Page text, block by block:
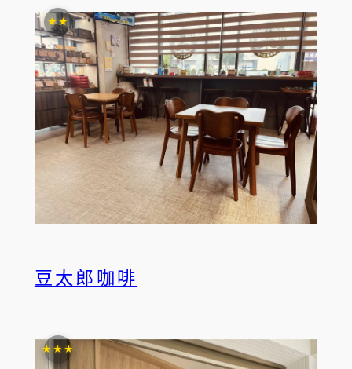
豆太郎咖啡
★★
★★★